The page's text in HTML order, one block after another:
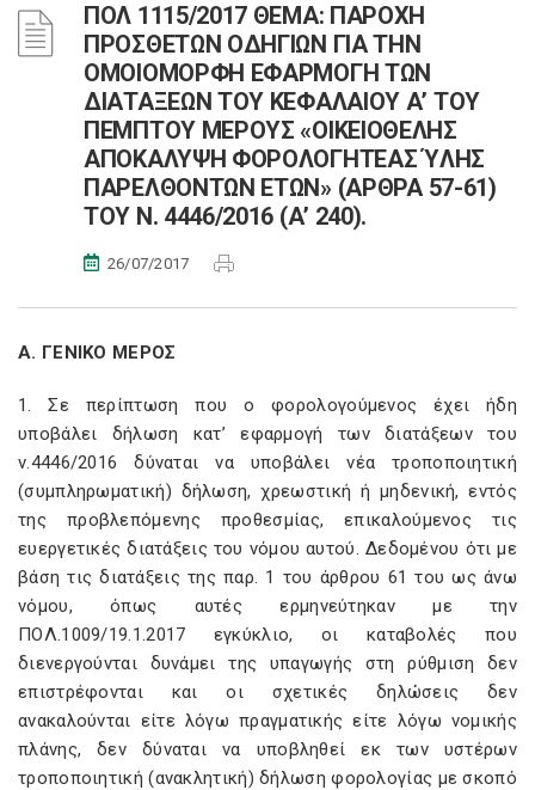
ΠΟΛ 1115/2017 ΘΕΜΑ: ΠΑΡΟΧΗ
ΠΡΟΣΘΕΤΩΝ ΟΔΗΓΙΩΝ ΓΙΑ ΤΗΝ
ΟΜΟΙΟΜΟΡΦΗ ΕΦΑΡΜΟΓΗ ΤΩΝ
ΔΙΑΤΑΞΕΩΝ ΤΟΥ ΚΕΦΑΛΑΙΟΥ Α’ ΤΟΥ
ΠΕΜΠΤΟΥ ΜΕΡΟΥΣ «ΟΙΚΕΙΟΘΕΛΗΣ
ΑΠΟΚΑΛΥΨΗ ΦΟΡΟΛΟΓΗΤΕΑΣ ΎΛΗΣ
ΠΑΡΕΛΘΟΝΤΩΝ ΕΤΩΝ» (ΑΡΘΡΑ 57-61)
ΤΟΥ Ν. 4446/2016 (Α’ 240).
26/07/2017
Α. ΓΕΝΙΚΟ ΜΕΡΟΣ
1. Σε περίπτωση που ο φορολογούμενος έχει ήδη
υποβάλει δήλωση κατ’ εφαρμογή των διατάξεων του
ν.4446/2016 δύναται να υποβάλει νέα τροποποιητική
(συμπληρωματική) δήλωση, χρεωστική ή μηδενική, εντός
της προβλεπόμενης προθεσμίας, επικαλούμενος τις
ευεργετικές διατάξεις του νόμου αυτού. Δεδομένου ότι με
βάση τις διατάξεις της παρ. 1 του άρθρου 61 του ως άνω
νόμου, όπως αυτές ερμηνεύτηκαν με την
ΠΟΛ.1009/19.1.2017 εγκύκλιο, οι καταβολές που
διενεργούνται δυνάμει της υπαγωγής στη ρύθμιση δεν
επιστρέφονται και οι σχετικές δηλώσεις δεν
ανακαλούνται είτε λόγω πραγματικής είτε λόγω νομικής
πλάνης, δεν δύναται να υποβληθεί εκ των υστέρων
τροποποιητική (ανακλητική) δήλωση φορολογίας με σκοπό